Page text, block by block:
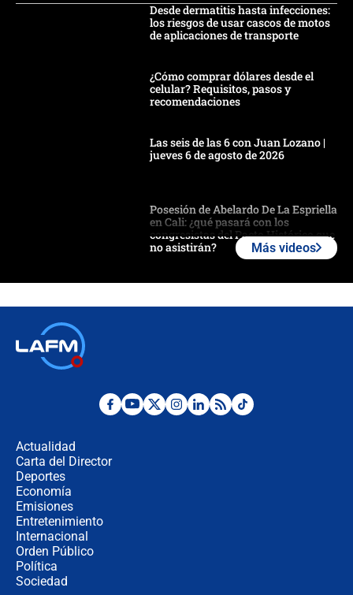
Desde dermatitis hasta infecciones:
los riesgos de usar cascos de motos
de aplicaciones de transporte
¿Cómo comprar dólares desde el
celular? Requisitos, pasos y
recomendaciones
Las seis de las 6 con Juan Lozano |
jueves 6 de agosto de 2026
Posesión de Abelardo De La Espriella
en Cali: ¿qué pasará con los
congresistas del Pacto Histórico que
no asistirán?
crece el pulso por la elección del
¿Por qué De la Espriella gobernará
Más videos
Actualidad
Carta del Director
Deportes
Economía
Emisiones
Entretenimiento
Internacional
Orden Público
Política
Sociedad